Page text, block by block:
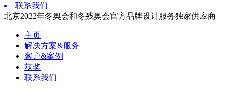
联系我们
北京2022年冬奥会和冬残奥会官方品牌设计服务独家供应商
主页
解决方案&服务
客户&案例
获奖
联系我们